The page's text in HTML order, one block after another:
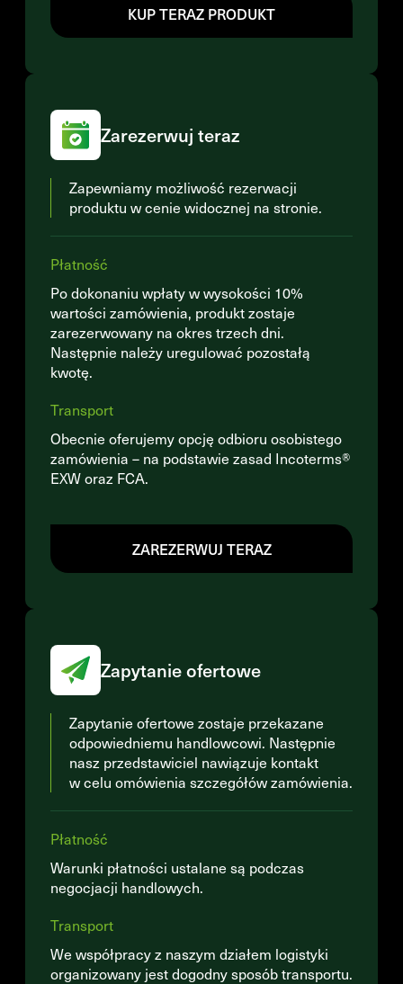
KUP TERAZ PRODUKT
Zarezerwuj teraz
Zapewniamy możliwość rezerwacji
produktu w cenie widocznej na stronie.
Płatność
Po dokonaniu wpłaty w wysokości 10%
wartości zamówienia, produkt zostaje
zarezerwowany na okres trzech dni.
Następnie należy uregulować pozostałą
kwotę.
Transport
Obecnie oferujemy opcję odbioru osobistego
zamówienia – na podstawie zasad Incoterms®
EXW oraz FCA.
ZAREZERWUJ TERAZ
Zapytanie ofertowe
Zapytanie ofertowe zostaje przekazane
odpowiedniemu handlowcowi. Następnie
nasz przedstawiciel nawiązuje kontakt
w celu omówienia szczegółów zamówienia.
Płatność
Warunki płatności ustalane są podczas
negocjacji handlowych.
Transport
We współpracy z naszym działem logistyki
organizowany jest dogodny sposób transportu.